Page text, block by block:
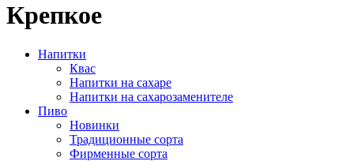
Крепкое
Напитки
Квас
Напитки на сахаре
Напитки на сахарозаменителе
Пиво
Новинки
Традиционные сорта
Фирменные сорта